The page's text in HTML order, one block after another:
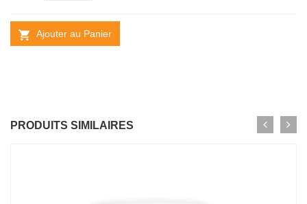
Ajouter au Panier
PRODUITS SIMILAIRES